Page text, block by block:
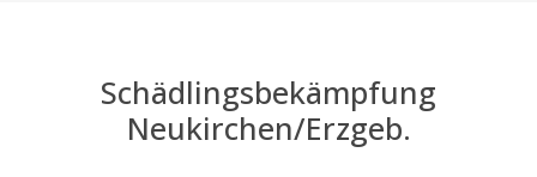
Schädlingsbekämpfung
Neukirchen/Erzgeb.